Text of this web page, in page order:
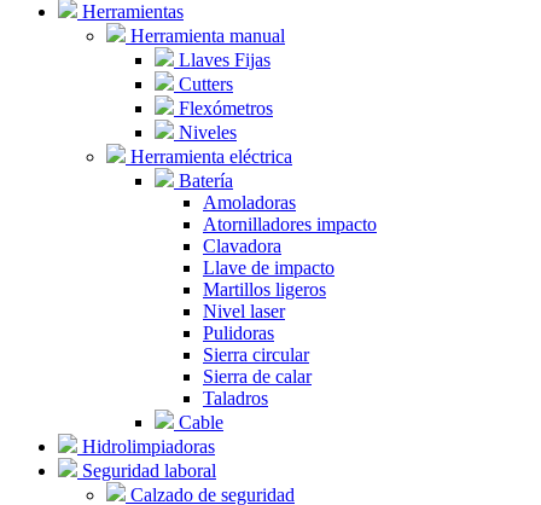
Herramientas
Herramienta manual
Llaves Fijas
Cutters
Flexómetros
Niveles
Herramienta eléctrica
Batería
Amoladoras
Atornilladores impacto
Clavadora
Llave de impacto
Martillos ligeros
Nivel laser
Pulidoras
Sierra circular
Sierra de calar
Taladros
Cable
Hidrolimpiadoras
Seguridad laboral
Calzado de seguridad